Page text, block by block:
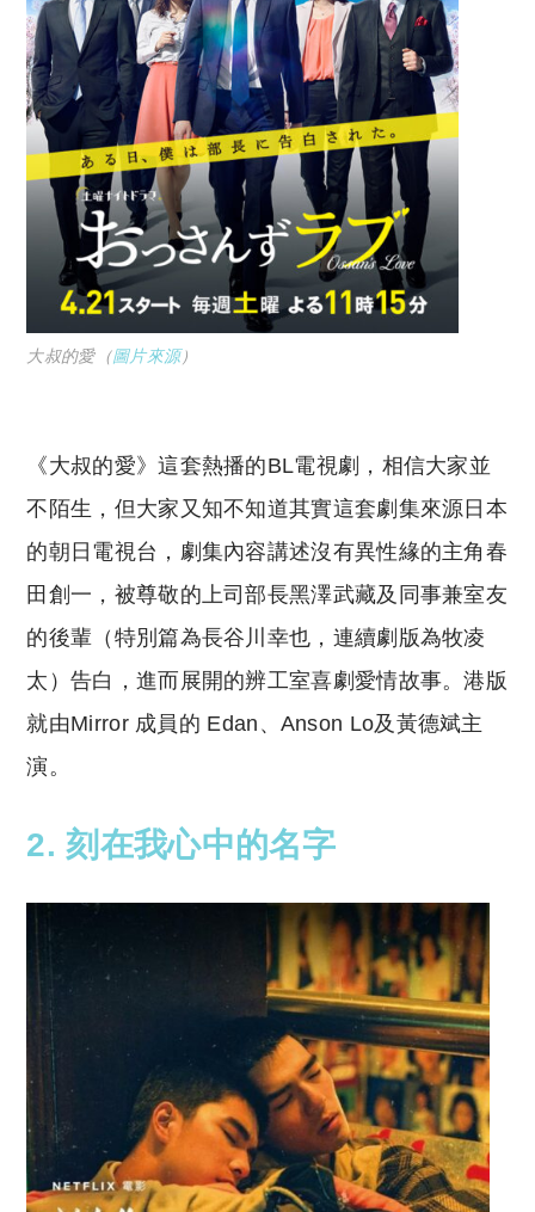
大叔的愛（圖片來源）
《大叔的愛》這套熱播的BL電視劇，相信大家並
不陌生，但大家又知不知道其實這套劇集來源日本
的朝日電視台，劇集內容講述沒有異性緣的主角春
田創一，被尊敬的上司部長黑澤武藏及同事兼室友
的後輩（特別篇為長谷川幸也，連續劇版為牧凌
太）告白，進而展開的辨工室喜劇愛情故事。港版
就由Mirror 成員的 Edan、Anson Lo及黃德斌主
演。
2. 刻在我心中的名字